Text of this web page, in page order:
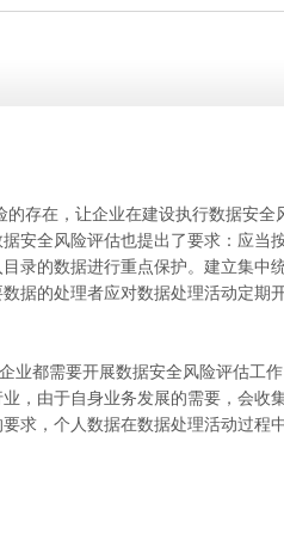
存在，让企业在建设执行数据安全
安全风险评估也提出了要求：应当
录的数据进行重点保护。建立集中
据的处理者应对数据处理活动定期
都需要开展数据安全风险评估工
，由于自身业务发展的需要，会收
求，个人数据在数据处理活动过程